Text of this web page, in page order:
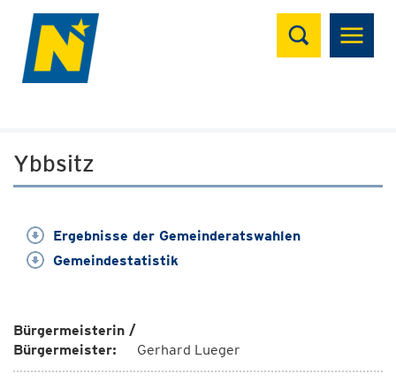
Suchen
Ybbsitz
Ergebnisse der Gemeinderatswahlen
Gemeindestatistik
Bürgermeisterin /
Bürgermeister:
Gerhard Lueger